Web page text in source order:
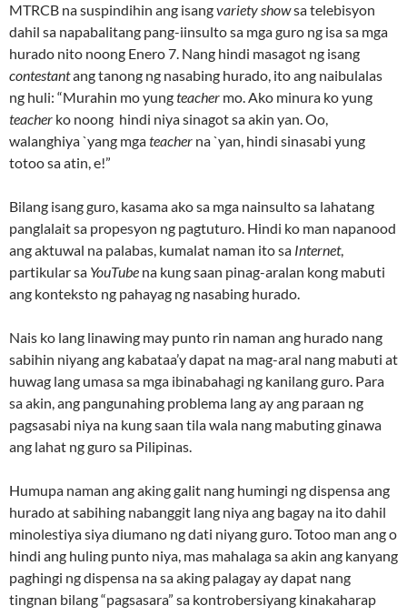
MTRCB na suspindihin ang isangvariety showsa telebisyon
dahil sa napabalitang pang-iinsulto sa mga guro ng isa sa mga
hurado nito noong Enero 7. Nang hindi masagot ng isang
contestantang tanong ng nasabing hurado, ito ang naibulalas
ng huli: “Murahin mo yungteacher mo. Ako minura ko yung
teacher ko noong hindi niya sinagot sa akin yan. Oo,
walanghiya `yang mgateacher na `yan, hindi sinasabi yung
totoo sa atin, e!”
Bilang isang guro, kasama ako sa mga nainsulto sa lahatang
panglalait sa propesyon ng pagtuturo. Hindi ko man napanood
ang aktuwal na palabas, kumalat naman ito sa Internet,
partikular sa YouTube na kung saan pinag-aralan kong mabuti
ang konteksto ng pahayag ng nasabing hurado.
Nais ko lang linawing may punto rin naman ang hurado nang
sabihin niyang ang kabataa’y dapat na mag-aral nang mabuti at
huwag lang umasa sa mga ibinabahagi ng kanilang guro. Para
sa akin, ang pangunahing problema lang ay ang paraan ng
pagsasabi niya na kung saan tila wala nang mabuting ginawa
ang lahat ng guro sa Pilipinas.
Humupa naman ang aking galit nang humingi ng dispensa ang
hurado at sabihing nabanggit lang niya ang bagay na ito dahil
minolestiya siya diumano ng dati niyang guro. Totoo man ang o
hindi ang huling punto niya, mas mahalaga sa akin ang kanyang
paghingi ng dispensa na sa aking palagay ay dapat nang
tingnan bilang “pagsasara” sa kontrobersiyang kinakaharap